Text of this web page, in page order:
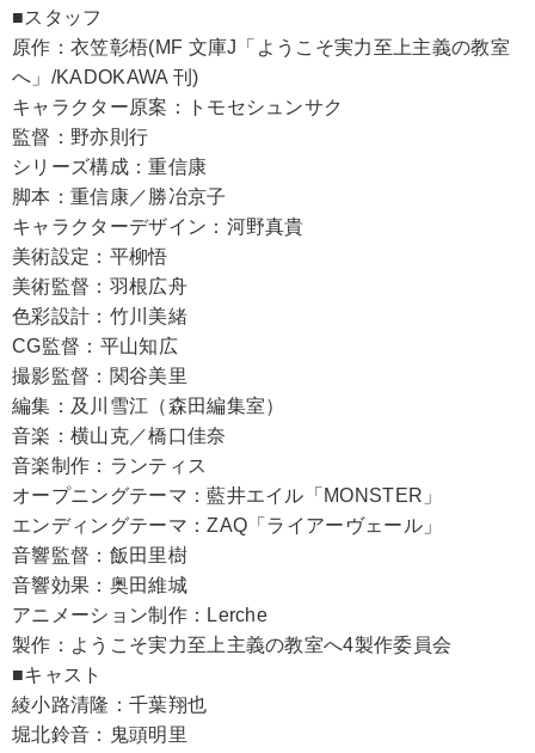
■スタッフ
原作：衣笠彰梧(MF 文庫J「ようこそ実力至上主義の教室
へ」/KADOKAWA 刊)
キャラクター原案：トモセシュンサク
監督：野亦則行
シリーズ構成：重信康
脚本：重信康／勝冶京子
キャラクターデザイン：河野真貴
美術設定：平柳悟
美術監督：羽根広舟
色彩設計：竹川美緒
CG監督：平山知広
撮影監督：関谷美里
編集：及川雪江（森田編集室）
音楽：横山克／橋口佳奈
音楽制作：ランティス
オープニングテーマ：藍井エイル「MONSTER」
エンディングテーマ：ZAQ「ライアーヴェール」
音響監督：飯田里樹
音響効果：奥田維城
アニメーション制作：Lerche
製作：ようこそ実力至上主義の教室へ4製作委員会
■キャスト
綾小路清隆：千葉翔也
堀北鈴音：鬼頭明里